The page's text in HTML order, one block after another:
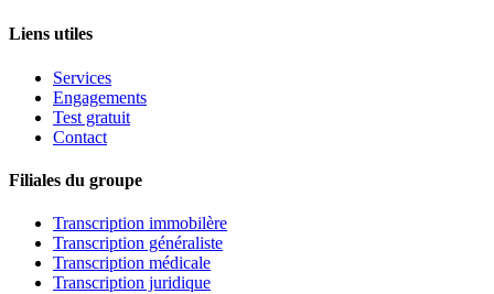
Liens utiles
Services
Engagements
Test gratuit
Contact
Filiales du groupe
Transcription immobilère
Transcription généraliste
Transcription médicale
Transcription juridique